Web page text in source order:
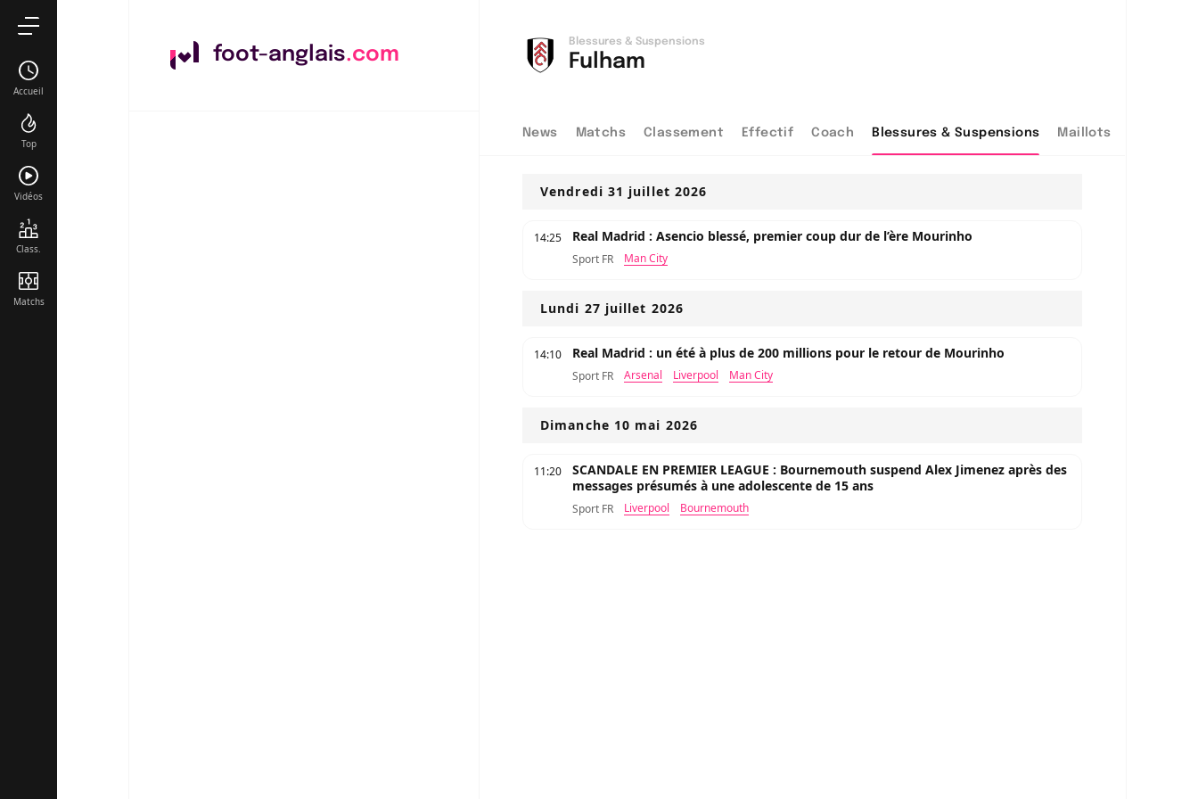
foot-anglais.com
Blessures & Suspensions
Fulham
News Matchs Classement Effectif Coach Blessures & Suspensions Maillots
Vendredi 31 juillet 2026
14:25 Real Madrid : Asencio blessé, premier coup dur de l’ère Mourinho
Sport FR Man City
Lundi 27 juillet 2026
14:10 Real Madrid : un été à plus de 200 millions pour le retour de Mourinho
Sport FR Arsenal Liverpool Man City
Dimanche 10 mai 2026
11:20
SCANDALE EN PREMIER LEAGUE : Bournemouth suspend Alex Jimenez après des
messages présumés à une adolescente de 15 ans
Sport FR Liverpool Bournemouth
Accueil
Top
Vidéos
Class.
Matchs